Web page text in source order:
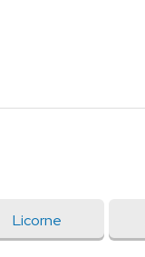
Licorne